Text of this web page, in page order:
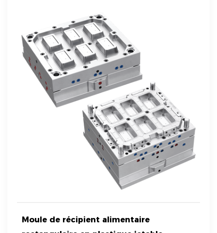
Moule de récipient alimentaire